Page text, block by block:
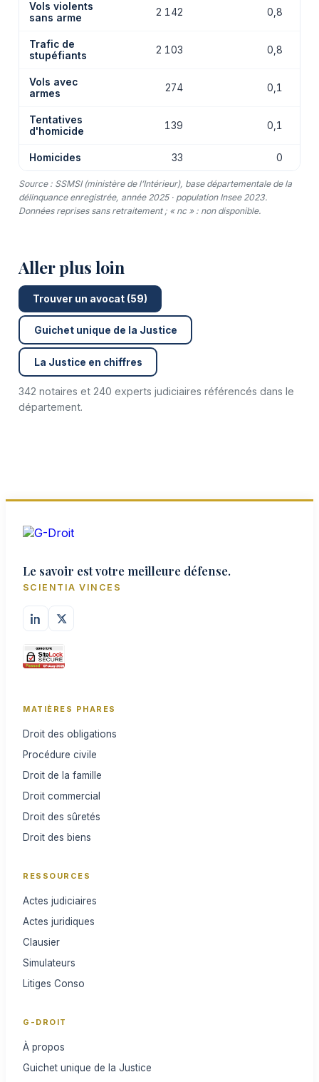
Vols violents
sans arme
2 142 0,8
Trafic de
stupéfiants
2 103 0,8
Vols avec
armes
274 0,1
Tentatives
d'homicide
139 0,1
Homicides 33 0
Source : SSMSI (ministère de l’Intérieur), base départementale de la
délinquance enregistrée, année 2025 · population Insee 2023.
Données reprises sans retraitement ; « nc » : non disponible.
Aller plus loin
Trouver un avocat (59)
Guichet unique de la Justice
La Justice en chiffres
342 notaires et 240 experts judiciaires référencés dans le
département.
Le savoir est votre meilleure défense.
SCIENTIA VINCES
MATIÈRES PHARES
Droit des obligations
Procédure civile
Droit de la famille
Droit commercial
Droit des sûretés
Droit des biens
RESSOURCES
Actes judiciaires
Actes juridiques
Clausier
Simulateurs
Litiges Conso
G-DROIT
À propos
Guichet unique de la Justice